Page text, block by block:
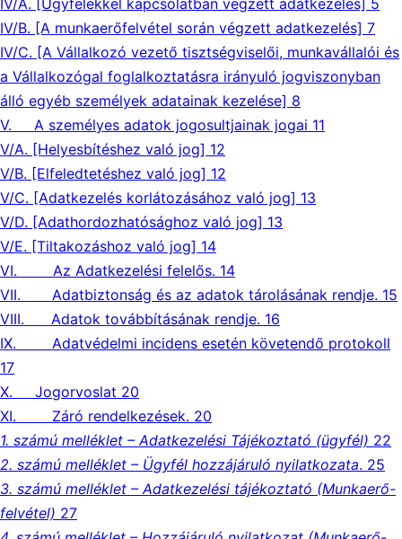
IV/A. [Ügyfelekkel kapcsolatban végzett adatkezelés] 5
IV/B. [A munkaerőfelvétel során végzett adatkezelés] 7
IV/C. [A Vállalkozó vezető tisztségviselői, munkavállalói és
a Vállalkozógal foglalkoztatásra irányuló jogviszonyban
álló egyéb személyek adatainak kezelése] 8
V. A személyes adatok jogosultjainak jogai 11
V/A. [Helyesbítéshez való jog] 12
V/B. [Elfeledtetéshez való jog] 12
V/C. [Adatkezelés korlátozásához való jog] 13
V/D. [Adathordozhatósághoz való jog] 13
V/E. [Tiltakozáshoz való jog] 14
VI. Az Adatkezelési felelős. 14
VII. Adatbiztonság és az adatok tárolásának rendje. 15
VIII. Adatok továbbításának rendje. 16
IX. Adatvédelmi incidens esetén követendő protokoll
17
X. Jogorvoslat 20
XI. Záró rendelkezések. 20
1. számú melléklet – Adatkezelési Tájékoztató (ügyfél) 22
2. számú melléklet – Ügyfél hozzájáruló nyilatkozata. 25
3. számú melléklet – Adatkezelési tájékoztató (Munkaerő-
felvétel) 27